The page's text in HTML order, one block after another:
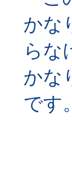
かな
らな
かな
です。